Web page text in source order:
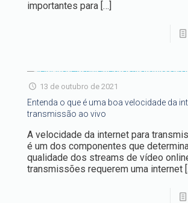
importantes para […]
13 de outubro de 2021
Entenda o que é uma boa velocidade da
transmissão ao vivo
A velocidade da internet para
é um dos componentes que
qualidade dos streams de vídeo
transmissões requerem uma internet